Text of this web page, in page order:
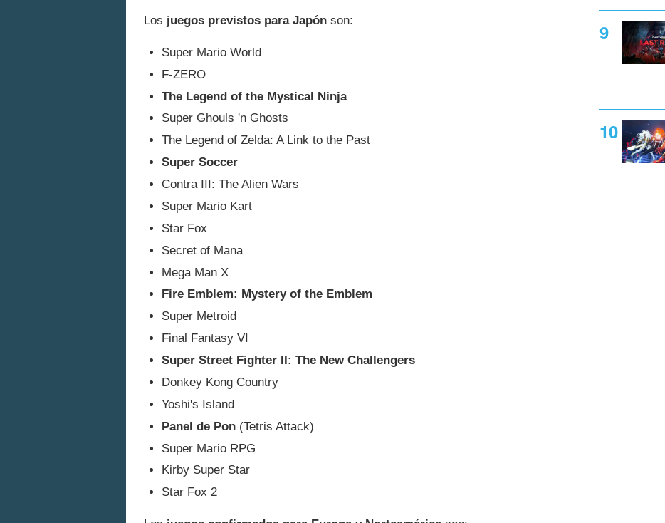
Los juegos previstos para Japón son:
Super Mario World
F-ZERO
The Legend of the Mystical Ninja
Super Ghouls 'n Ghosts
The Legend of Zelda: A Link to the Past
Super Soccer
Contra III: The Alien Wars
Super Mario Kart
Star Fox
Secret of Mana
Mega Man X
Fire Emblem: Mystery of the Emblem
Super Metroid
Final Fantasy VI
Super Street Fighter II: The New Challengers
Donkey Kong Country
Yoshi's Island
Panel de Pon (Tetris Attack)
Super Mario RPG
Kirby Super Star
Star Fox 2